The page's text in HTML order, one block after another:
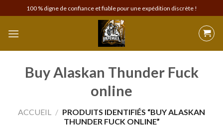
to
content
100 % digne de confiance et fiable pour une expédition discrète !
Buy Alaskan Thunder Fuck
online
ACCUEIL / PRODUITS IDENTIFIÉS “BUY ALASKAN
THUNDER FUCK ONLINE”